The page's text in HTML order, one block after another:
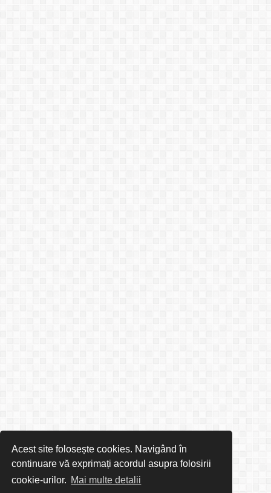
Acest site folosește cookies. Navigând în
continuare vă exprimați acordul asupra folosirii
cookie-urilor. Mai multe detalii